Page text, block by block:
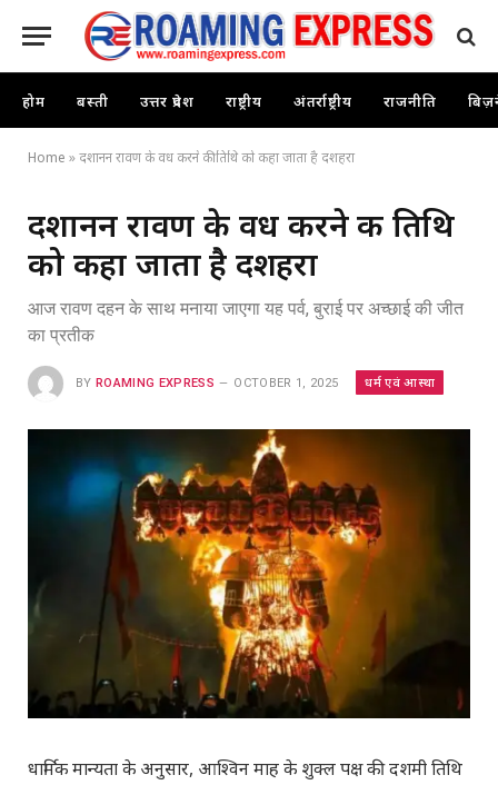
होम बस्ती उत्तर प्रदेश राष्ट्रीय अंतर्राष्ट्रीय राजनीति
Home »दशानन रावण के वध करने की तिथि को कहा जाता है दशहरा
दशानन रावण के वध करने की तिथि
को कहा जाता है दशहरा
आज रावण दहन के साथ मनाया जाएगा यह पर्व, बुराई पर अच्छाई की जीत
का प्रतीक
BY ROAMING EXPRESS OCTOBER 1, 2025 धर्म एवं आस्था
धार्मिक मान्यता के अनुसार, आश्विन माह के शुक्ल पक्ष की दशमी तिथि